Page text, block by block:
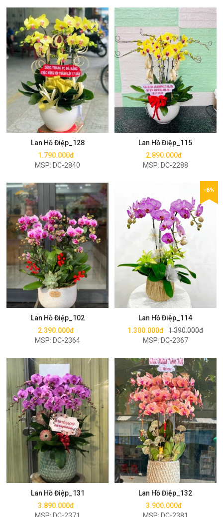
Lan Hồ Điệp_128
1.790.000đ
MSP: DC-2840
Mua ngay
Lan Hồ Điệp_115
2.890.000đ
MSP: DC-2288
Mua ngay
Lan Hồ Điệp_102
2.390.000đ
MSP: DC-2364
Mua ngay
Lan Hồ Điệp_114
1.300.000đ 1.390.000đ
MSP: DC-2367
-6%
Mua ngay
Lan Hồ Điệp_131
3.890.000đ
Mua ngay
Lan Hồ Điệp_132
3.900.000đ
Mua ngay